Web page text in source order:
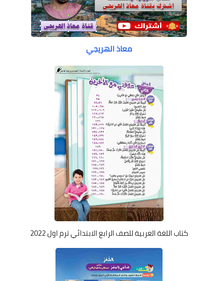
معاذ الهريجي
كتاب اللغة العربية للصف الرابع الابتدائي ترم اول 2022